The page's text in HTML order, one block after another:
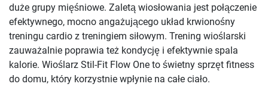
duże grupy mięśniowe. Zaletą wiosłowania jest połączenie
efektywnego, mocno angażującego układ krwionośny
treningu cardio z treningiem siłowym. Trening wioślarski
zauważalnie poprawia też kondycję i efektywnie spala
kalorie. Wioślarz Stil-Fit Flow One to świetny sprzęt fitness
do domu, który korzystnie wpłynie na całe ciało.